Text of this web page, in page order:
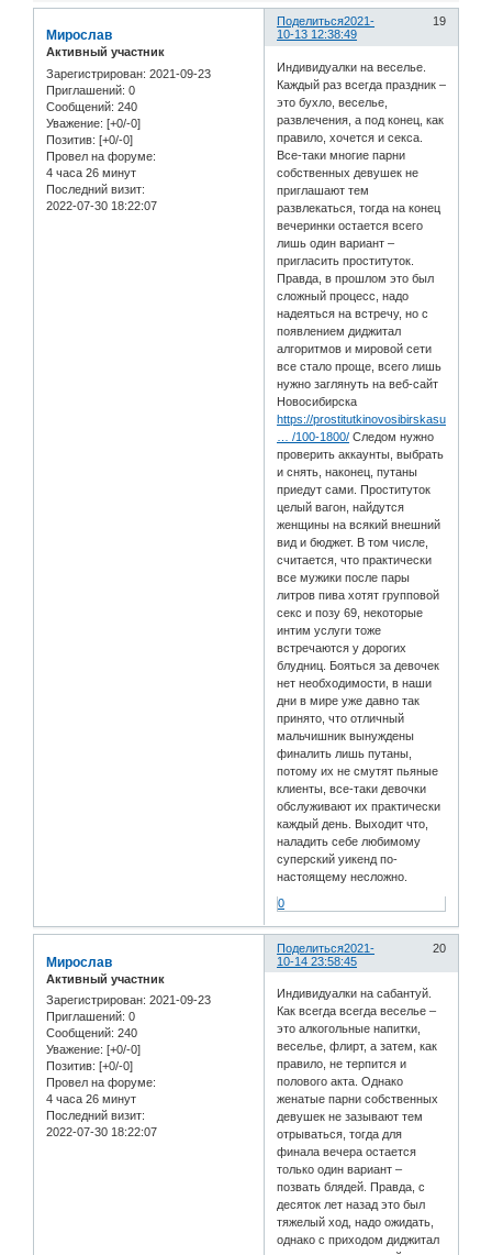
Поделиться 19
2021-
10-13 12:38:49
Мирослав
Активный участник
Зарегистрирован: 2021-09-23
Приглашений: 0
Сообщений: 240
Уважение: [+0/-0]
Позитив: [+0/-0]
Провел на форуме:
4 часа 26 минут
Последний визит:
2022-07-30 18:22:07
Индивидуалки на веселье.
Каждый раз всегда праздник –
это бухло, веселье,
развлечения, а под конец, как
правило, хочется и секса.
Все-таки многие парни
собственных девушек не
приглашают тем
развлекаться, тогда на конец
вечеринки остается всего
лишь один вариант –
пригласить проституток.
Правда, в прошлом это был
сложный процесс, надо
надеяться на встречу, но с
появлением диджитал
алгоритмов и мировой сети
все стало проще, всего лишь
нужно заглянуть на веб-сайт
Новосибирска
https://prostitutkinovosibirskasuck.net
… /100-1800/ Следом нужно
проверить аккаунты, выбрать
и снять, наконец, путаны
приедут сами. Проституток
целый вагон, найдутся
женщины на всякий внешний
вид и бюджет. В том числе,
считается, что практически
все мужики после пары
литров пива хотят групповой
секс и позу 69, некоторые
интим услуги тоже
встречаются у дорогих
блудниц. Бояться за девочек
нет необходимости, в наши
дни в мире уже давно так
принято, что отличный
мальчишник вынуждены
финалить лишь путаны,
потому их не смутят пьяные
клиенты, все-таки девочки
обслуживают их практически
каждый день. Выходит что,
наладить себе любимому
суперский уикенд по-
настоящему несложно.
0
Поделиться 20
2021-
10-14 23:58:45
Мирослав
Активный участник
Зарегистрирован: 2021-09-23
Приглашений: 0
Сообщений: 240
Уважение: [+0/-0]
Позитив: [+0/-0]
Провел на форуме:
4 часа 26 минут
Последний визит:
2022-07-30 18:22:07
Индивидуалки на сабантуй.
Как всегда всегда веселье –
это алкогольные напитки,
веселье, флирт, а затем, как
правило, не терпится и
полового акта. Однако
женатые парни собственных
девушек не зазывают тем
отрываться, тогда для
финала вечера остается
только один вариант –
позвать блядей. Правда, с
десяток лет назад это был
тяжелый ход, надо ожидать,
однако с приходом диджитал